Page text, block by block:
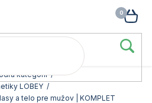
80 eur). 👉
kategórií /
LOBEY /
a telo pre mužov | KOMPLET